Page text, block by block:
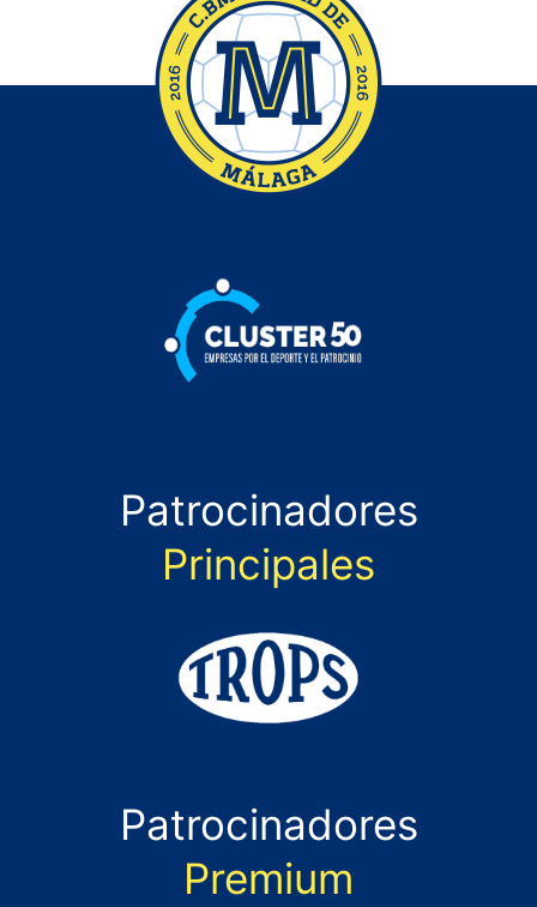
Patrocinadores
Principales
Patrocinadores
Premium